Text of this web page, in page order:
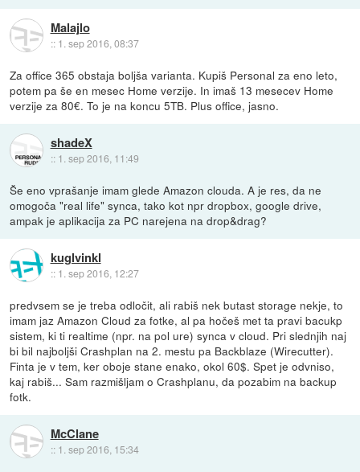
Malajlo
:: 1. sep 2016, 08:37
Za office 365 obstaja boljša varianta. Kupiš Personal za eno leto,
potem pa še en mesec Home verzije. In imaš 13 mesecev Home
verzije za 80€. To je na koncu 5TB. Plus office, jasno.
shadeX
:: 1. sep 2016, 11:49
Še eno vprašanje imam glede Amazon clouda. A je res, da ne
omogoča "real life" synca, tako kot npr dropbox, google drive,
ampak je aplikacija za PC narejena na drop&drag?
kuglvinkl
:: 1. sep 2016, 12:27
predvsem se je treba odločit, ali rabiš nek butast storage nekje, to
imam jaz Amazon Cloud za fotke, al pa hočeš met ta pravi bacukp
sistem, ki ti realtime (npr. na pol ure) synca v cloud. Pri slednjih naj
bi bil najboljši Crashplan na 2. mestu pa Backblaze (Wirecutter).
Finta je v tem, ker oboje stane enako, okol 60$. Spet je odvniso,
kaj rabiš... Sam razmišljam o Crashplanu, da pozabim na backup
fotk.
McClane
:: 1. sep 2016, 15:34